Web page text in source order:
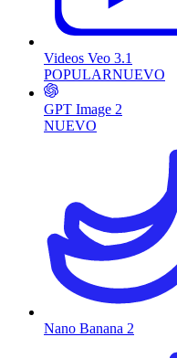
Videos Veo 3.1
POPULARNUEVO
GPT Image 2
NUEVO
Nano Banana 2